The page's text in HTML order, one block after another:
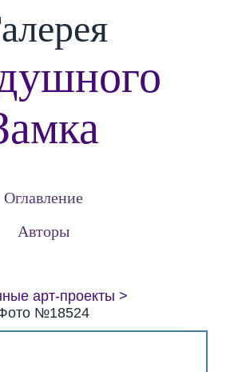
Оглавление
Авторы
арт-проекты
№18524